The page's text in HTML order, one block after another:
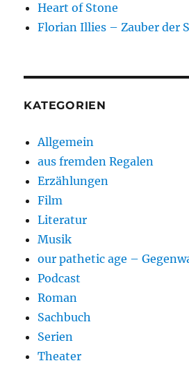
Heart of Stone
Florian Illies – Zauber der
KATEGORIEN
Allgemein
aus fremden Regalen
Erzählungen
Film
Literatur
Musik
our pathetic age –
Podcast
Roman
Sachbuch
Serien
Theater